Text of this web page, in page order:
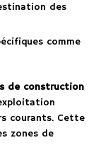
des
comme
de construction
courants. Cette
zones de